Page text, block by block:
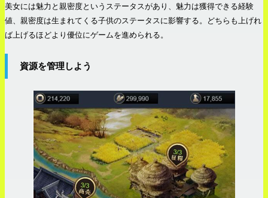
美女には魅力と親密度というステータスがあり、魅力は獲得できる経験
値、親密度は生まれてくる子供のステータスに影響する。どちらも上げれ
ば上げるほどより優位にゲームを進められる。
資源を管理しよう